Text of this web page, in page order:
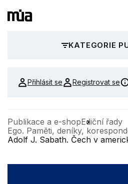
KATEGORIE
Přihlásit se Registrovat se
Publikace a e-shopEdiční řady
Ego. Paměti, deníky,
Adolf J. Sabath. Čech v